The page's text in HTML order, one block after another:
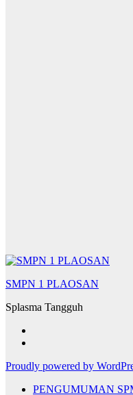
SMPN 1 PLAOSAN
Splasma Tangguh
Proudly powered by
PENGUMUMAN